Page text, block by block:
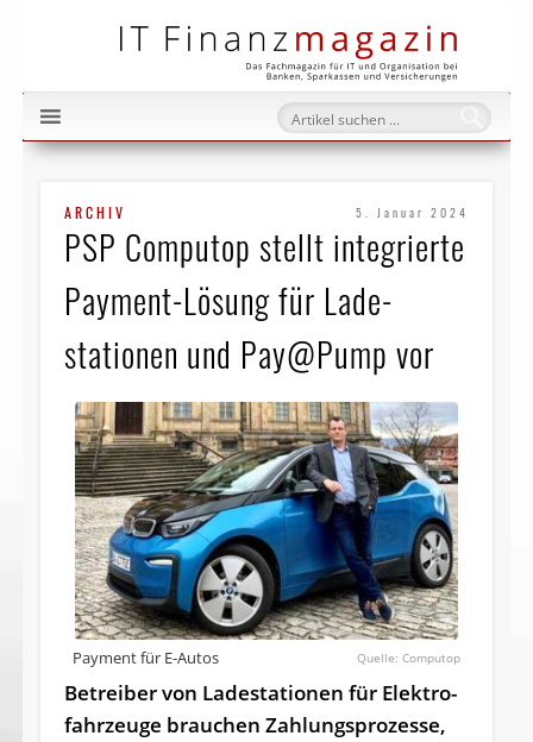
ARCHIV 5. Januar 2024
PSP Computop stellt integrierte
Payment-Lösung für Lade­
stationen und Pay@Pump vor
Payment für E-Autos Computop
Betreiber von La­de­sta­tio­nen für Elek­tro­
fahr­zeu­ge brau­chen Zah­lungs­pro­zes­se,